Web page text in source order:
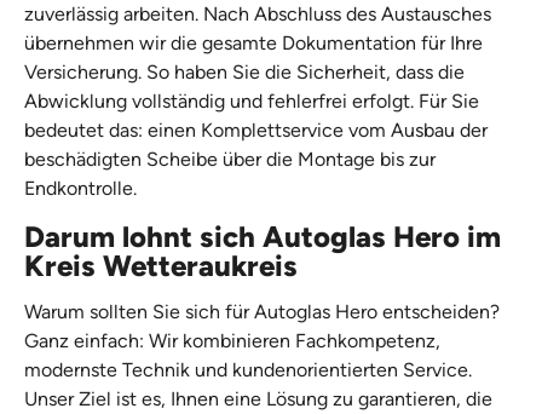
zuverlässig arbeiten. Nach Abschluss des Austausches
übernehmen wir die gesamte Dokumentation für Ihre
Versicherung. So haben Sie die Sicherheit, dass die
Abwicklung vollständig und fehlerfrei erfolgt. Für Sie
bedeutet das: einen Komplettservice vom Ausbau der
beschädigten Scheibe über die Montage bis zur
Endkontrolle.
Darum lohnt sich Autoglas Hero im
Kreis Wetteraukreis
Warum sollten Sie sich für Autoglas Hero entscheiden?
Ganz einfach: Wir kombinieren Fachkompetenz,
modernste Technik und kundenorientierten Service.
Unser Ziel ist es, Ihnen eine Lösung zu garantieren, die